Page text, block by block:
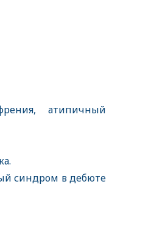
атипичный
синдром в дебюте